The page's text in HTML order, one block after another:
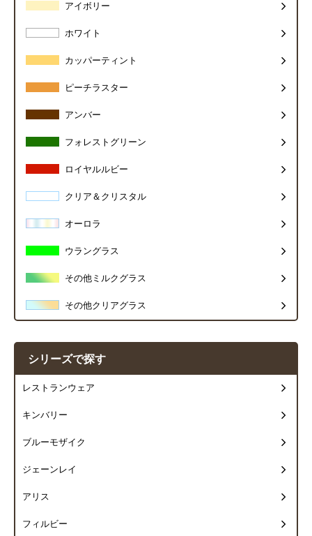
アイボリー
ホワイト
カッパーティント
ピーチラスター
アンバー
フォレストグリーン
ロイヤルルビー
クリア＆クリスタル
オーロラ
ウラングラス
その他ミルクグラス
その他クリアグラス
シリーズで探す
レストランウェア
キンバリー
ブルーモザイク
ジェーンレイ
アリス
フィルビー